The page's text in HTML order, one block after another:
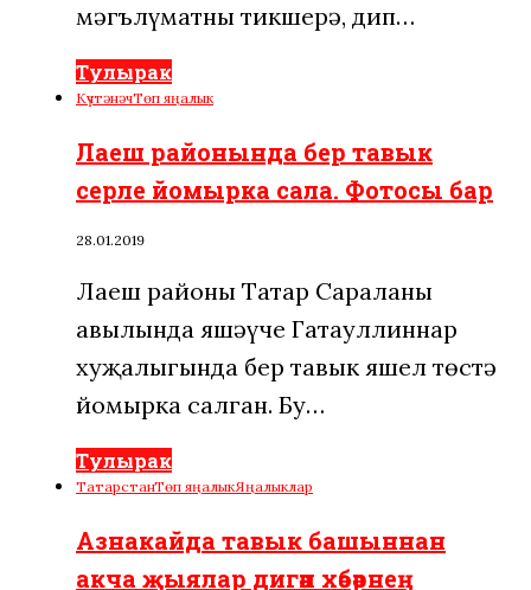
мәгълүматны тикшерә, дип…
Тулырак
КүчтәнәчТөп яңалык
Лаеш районында бер тавык
серле йомырка сала. Фотосы бар
28.01.2019
Лаеш районы Татар Сараланы
авылында яшәүче Гатауллиннар
хуҗалыгында бер тавык яшел төстә
йомырка салган. Бу…
Тулырак
ТатарстанТөп яңалыкЯңалыклар
Азнакайда тавык башыннан
акча җыялар дигән хәбәрнең